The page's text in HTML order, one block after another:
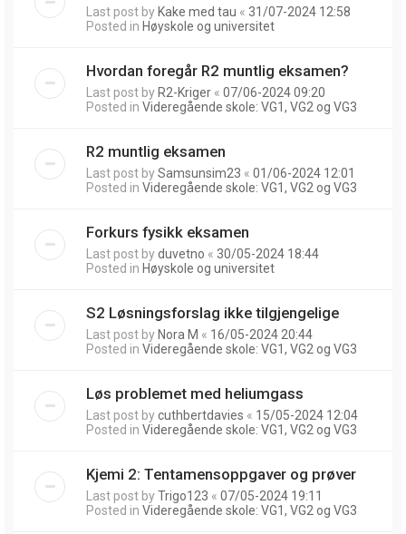
Last post by Kake med tau « 31/07-2024 12:58
Posted in Høyskole og universitet
Hvordan foregår R2 muntlig eksamen?
Last post by R2-Kriger « 07/06-2024 09:20
Posted in Videregående skole: VG1, VG2 og VG3
R2 muntlig eksamen
Last post bySamsunsim23 « 01/06-2024 12:01
Posted in Videregående skole: VG1, VG2 og VG3
Forkurs fysikk eksamen
Last post byduvetno « 30/05-2024 18:44
Posted in Høyskole og universitet
S2 Løsningsforslag ikke tilgjengelige
Last post by Nora M « 16/05-2024 20:44
Posted in Videregående skole: VG1, VG2 og VG3
Løs problemet med heliumgass
Last post bycuthbertdavies « 15/05-2024 12:04
Posted in Videregående skole: VG1, VG2 og VG3
Kjemi 2: Tentamensoppgaver og prøver
Last post byTrigo123 « 07/05-2024 19:11
Posted in Videregående skole: VG1, VG2 og VG3